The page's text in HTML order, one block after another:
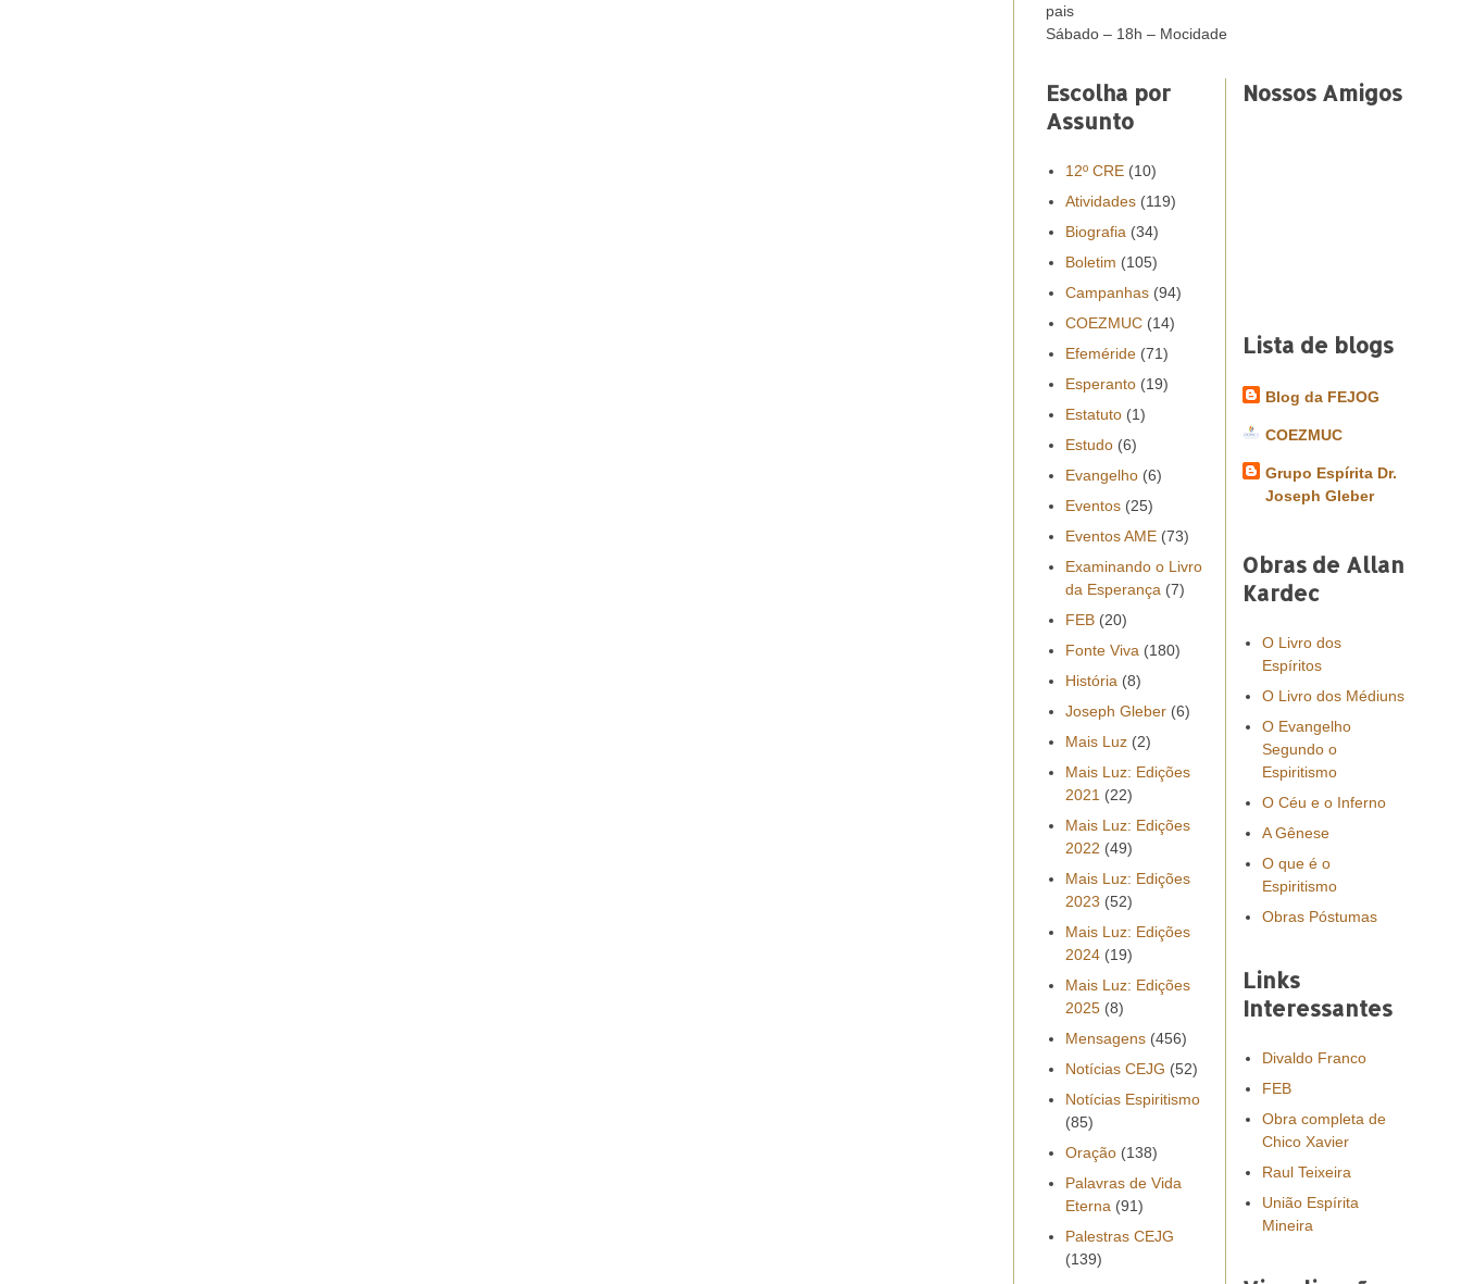
pais
Sábado – 18h – Mocidade
Escolha por
Assunto
12º CRE (10)
Atividades (119)
Biografia (34)
Boletim (105)
Campanhas (94)
COEZMUC (14)
Efeméride (71)
Esperanto (19)
Estatuto (1)
Estudo (6)
Evangelho (6)
Eventos (25)
Eventos AME (73)
Examinando o Livro
da Esperança (7)
FEB (20)
Fonte Viva (180)
História (8)
Joseph Gleber (6)
Mais Luz (2)
Mais Luz: Edições
2021 (22)
Mais Luz: Edições
2022 (49)
Mais Luz: Edições
2023 (52)
Mais Luz: Edições
2024 (19)
Mais Luz: Edições
2025 (8)
Mensagens (456)
Notícias CEJG (52)
Notícias Espiritismo
(85)
Oração (138)
Palavras de Vida
Eterna (91)
Palestras CEJG
(139)
Nossos Amigos
Lista de blogs
Blog da FEJOG
COEZMUC
Grupo Espírita Dr.
Joseph Gleber
Obras de Allan
Kardec
O Livro dos
Espíritos
O Livro dos Médiuns
O Evangelho
Segundo o
Espiritismo
O Céu e o Inferno
A Gênese
O que é o
Espiritismo
Obras Póstumas
Links
Interessantes
Divaldo Franco
FEB
Obra completa de
Chico Xavier
Raul Teixeira
União Espírita
Mineira